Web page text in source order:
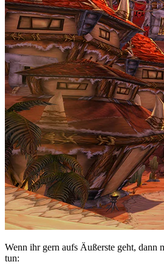
Wenn ihr gern aufs Äußerste geht, dann
tun: